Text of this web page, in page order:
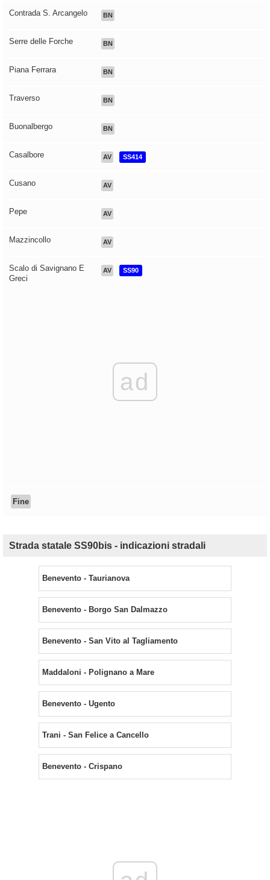
Contrada S. Arcangelo BN
Serre delle Forche BN
Piana Ferrara BN
Traverso BN
Buonalbergo BN
Casalbore AV SS414
Cusano AV
Pepe AV
Mazzincollo AV
Scalo di Savignano E
Greci
AV SS90
ad
Fine
Strada statale SS90bis - indicazioni stradali
Benevento - Taurianova
Benevento - Borgo San Dalmazzo
Benevento - San Vito al Tagliamento
Maddaloni - Polignano a Mare
Benevento - Ugento
Trani - San Felice a Cancello
Benevento - Crispano